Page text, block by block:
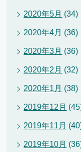
2020年5月 (34)
2020年4月 (36)
2020年3月 (36)
2020年2月 (32)
2020年1月 (38)
2019年12月
2019年11月
2019年10月